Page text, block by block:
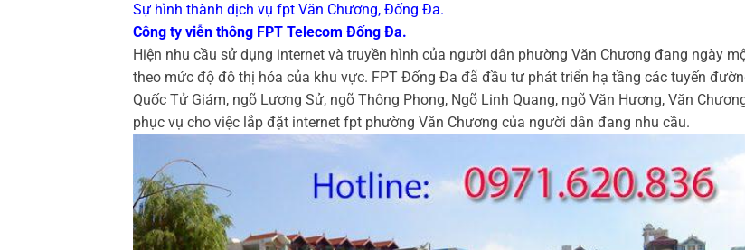
Sự hình thành dịch vụ fpt Văn Chương, Đống Đa.
Công ty viễn thông FPT Telecom Đống Đa.
Hiện nhu cầu sử dụng internet và truyền hình của người dân phường Văn Chương đang ngày
theo mức độ đô thị hóa của khu vực. FPT Đống Đa đã đầu tư phát triển hạ tầng các tuyến
Quốc Tử Giám, ngõ Lương Sử, ngõ Thông Phong, Ngõ Linh Quang, ngõ Văn Hương, Văn
phục vụ cho việc lắp đặt internet fpt phường Văn Chương của người dân đang nhu cầu.